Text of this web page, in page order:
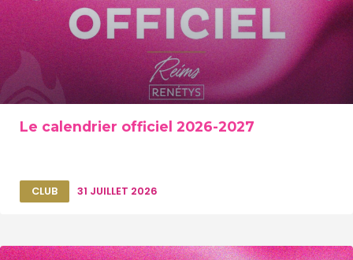
Le calendrier officiel 2026-2027
CLUB 31 JUILLET 2026